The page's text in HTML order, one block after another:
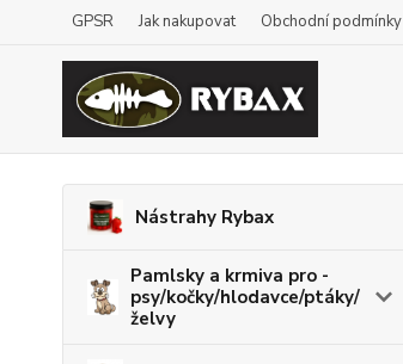
GPSR Jak nakupovat Obchodní podmínky
Nástrahy Rybax
Pamlsky a krmiva pro -
psy/kočky/hlodavce/ptáky/
želvy